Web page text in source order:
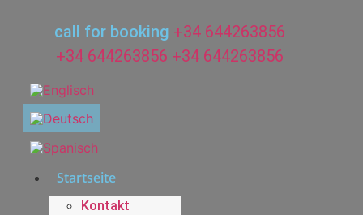
call for booking +34 644263856
+34 644263856 +34 644263856
Startseite
Kontakt